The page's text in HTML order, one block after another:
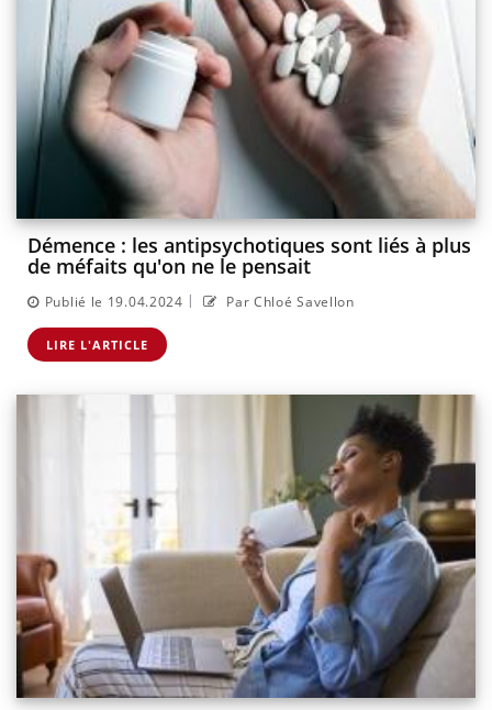
Démence : les antipsychotiques sont liés à plus
de méfaits qu'on ne le pensait
Publié le 19.04.2024 | Par Chloé Savellon
LIRE L'ARTICLE